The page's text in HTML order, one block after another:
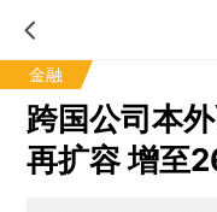
金融
跨国公司本
再扩容 增至